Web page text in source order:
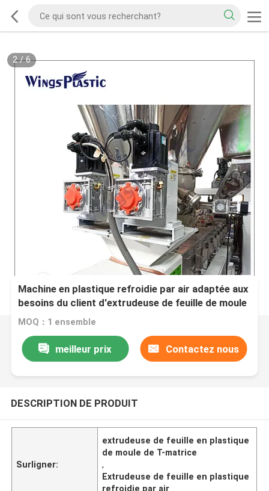
2/6
Machine en plastique refroidie par air adaptée aux
besoins du client d'extrudeuse de feuille de moule
de T-matrice
MOQ：1 ensemble
meilleur prix Contactez nous
DESCRIPTION DE PRODUIT
Surligner:
extrudeuse de feuille en plastique
de moule de T-matrice
,
Extrudeuse de feuille en plastique
refroidie par air